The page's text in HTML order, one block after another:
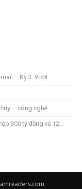
– Kỳ 3: Vượt...
– công nghệ
300 tỷ đồng và 12...